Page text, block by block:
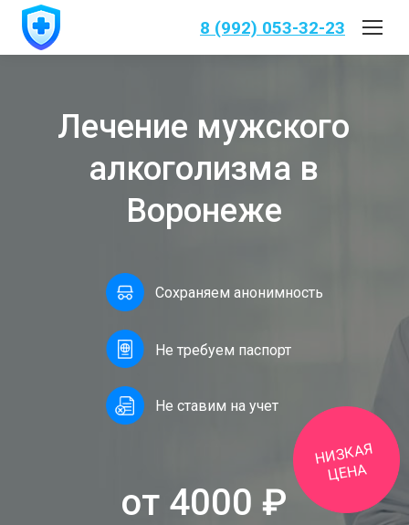
8 (992) 053-32-23
Лечение мужского
алкоголизма в
Воронеже
от 4000 ₽
Сохраняем анонимность
Не требуем паспорт
Не ставим на учет
Н
ИЗКАЯ
ЦЕНА